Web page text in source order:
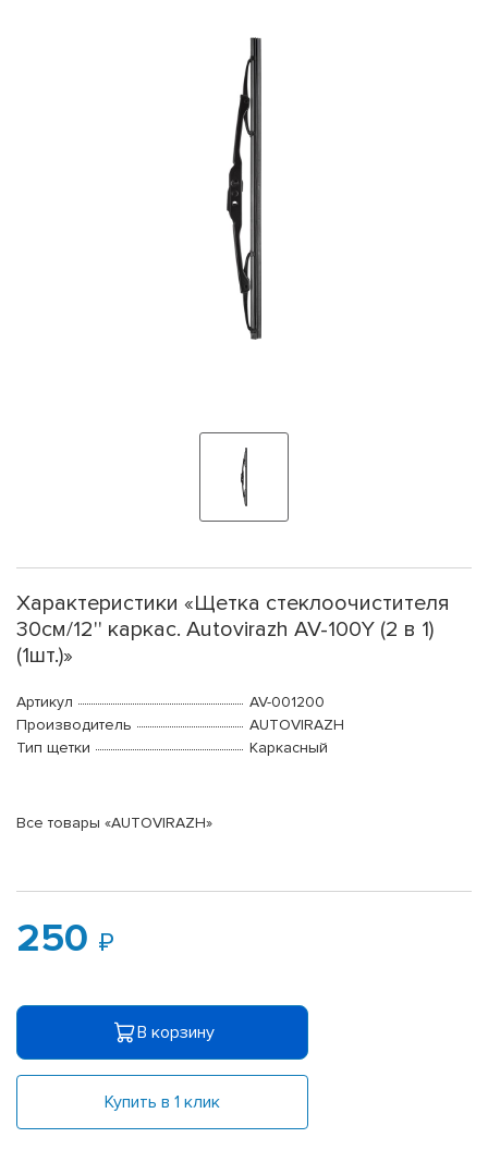
Характеристики «Щетка стеклоочистителя
30см/12'' каркас. Autovirazh AV-100Y (2 в 1)
(1шт.)»
Артикул
AV-001200
Производитель
AUTOVIRAZH
Тип щетки
Каркасный
Все товары «AUTOVIRAZH»
250
В корзину
Купить в 1 клик